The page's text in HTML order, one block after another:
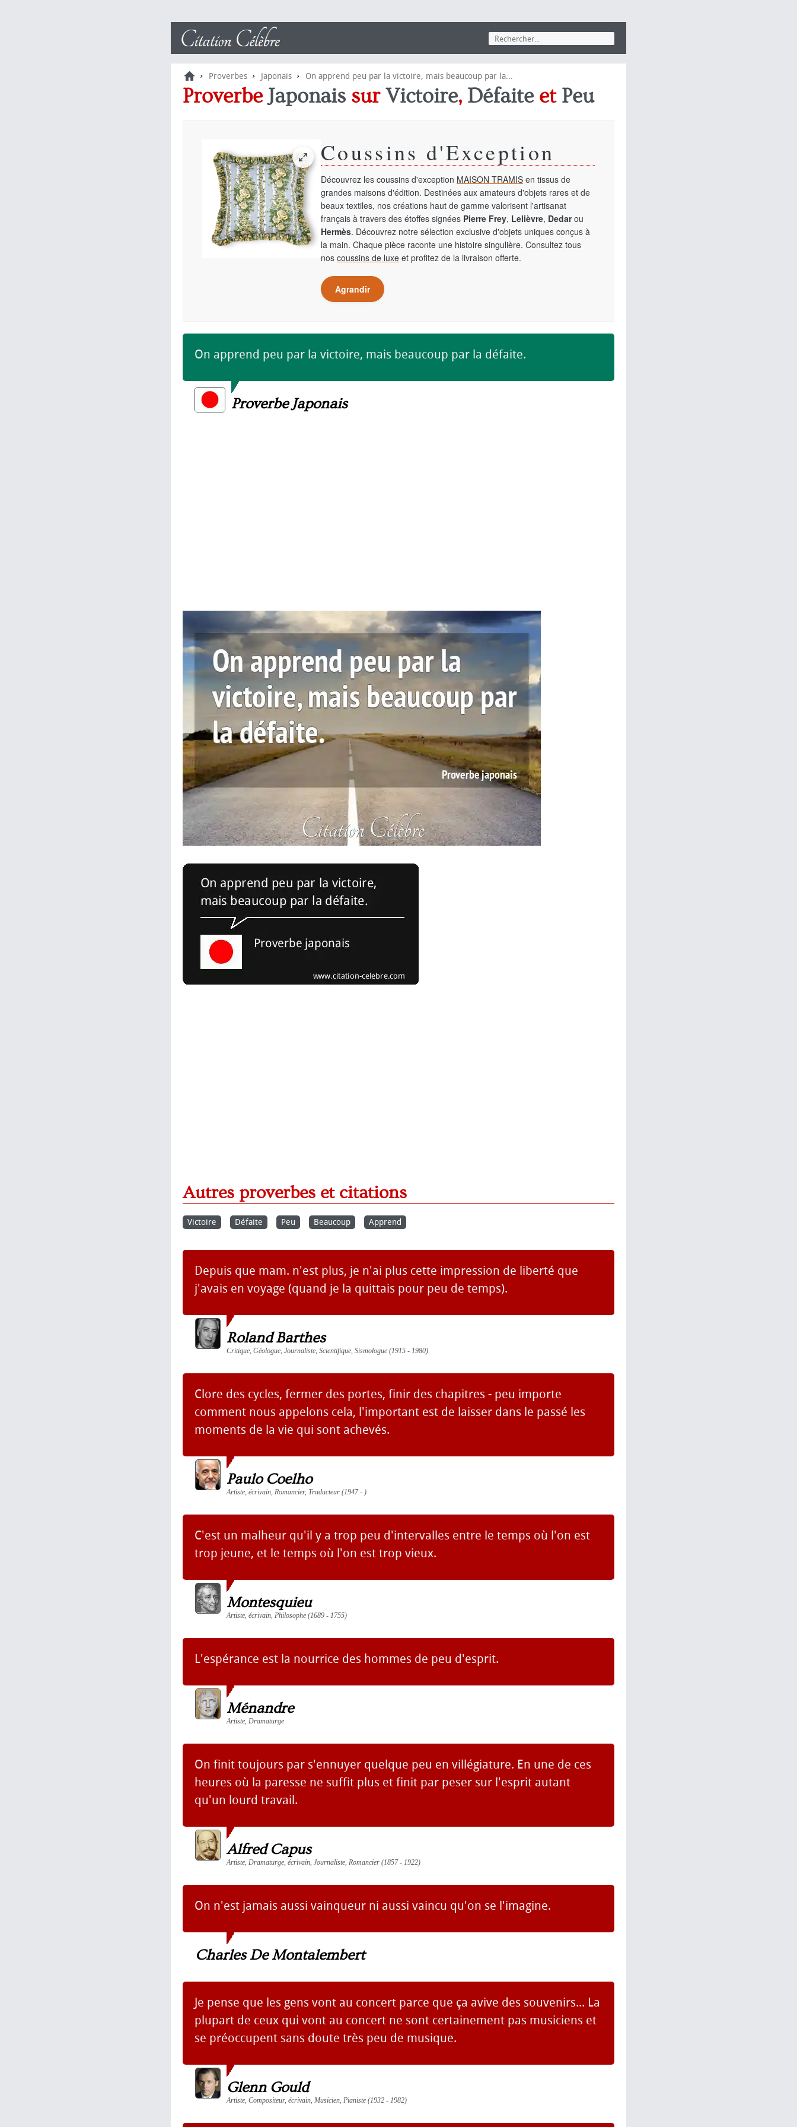
› Proverbes › Japonais › On apprend peu par la victoire, mais beaucoup par la...
ProverbeJaponais sur Victoire, Défaite et Peu
Coussins d'Exception
Découvrez les coussins d'exception MAISON TRAMIS en tissus de
grandes maisons d'édition. Destinées aux amateurs d'objets rares et de
beaux textiles, nos créations haut de gamme valorisent l'artisanat
français à travers des étoffes signées Pierre Frey, Lelièvre, Dedarou
Hermès. Découvrez notre sélection exclusive d'objets uniques conçus à
la main. Chaque pièce raconte une histoire singulière. Consultez tous
nos coussins de luxe et profitez de la livraison offerte.
Agrandir
On apprend peu par la victoire, mais beaucoup par la défaite.
Proverbe Japonais
Autres proverbes et citations
Victoire Défaite Peu Beaucoup Apprend
Depuis que mam. n'est plus, je n'ai plus cette impression de liberté que
j'avais en voyage (quand je la quittais pour peu de temps).
Roland Barthes
Critique, Géologue, Journaliste, Scientifique, Sismologue (1915 - 1980)
Clore des cycles, fermer des portes, finir des chapitres - peu importe
comment nous appelons cela, l'important est de laisser dans le passé les
moments de la vie qui sont achevés.
Paulo Coelho
Artiste, écrivain, Romancier, Traducteur (1947 - )
C'est un malheur qu'il y a trop peu d'intervalles entre le temps où l'on est
trop jeune, et le temps où l'on est trop vieux.
Montesquieu
Artiste, écrivain, Philosophe (1689 - 1755)
L'espérance est la nourrice des hommes de peu d'esprit.
Ménandre
Artiste, Dramaturge
On finit toujours par s'ennuyer quelque peu en villégiature. En une de ces
heures où la paresse ne suffit plus et finit par peser sur l'esprit autant
qu'un lourd travail.
Alfred Capus
Artiste, Dramaturge, écrivain, Journaliste, Romancier (1857 - 1922)
On n'est jamais aussi vainqueur ni aussi vaincu qu'on se l'imagine.
Charles De Montalembert
Je pense que les gens vont au concert parce que ça avive des souvenirs... La
plupart de ceux qui vont au concert ne sont certainement pas musiciens et
se préoccupent sans doute très peu de musique.
Glenn Gould
Artiste, Compositeur, écrivain, Musicien, Pianiste (1932 - 1982)